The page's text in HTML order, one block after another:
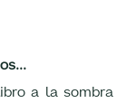
a la sombra